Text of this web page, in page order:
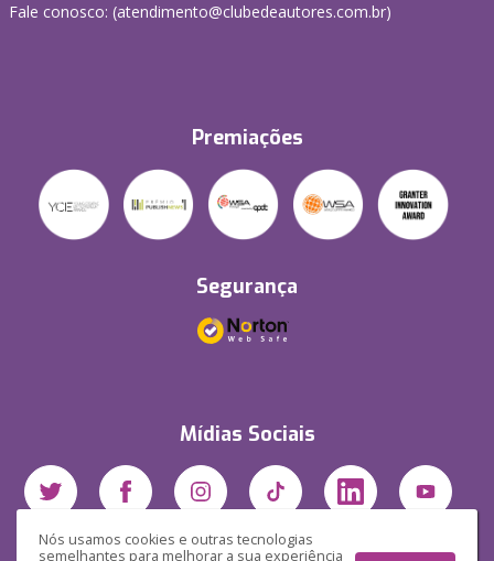
Nós usamos cookies e outras tecnologias
semelhantes para melhorar a sua experiência
Fale conosco: (atendimento@clubedeautores.com.br)
Premiações
Segurança
Mídias Sociais